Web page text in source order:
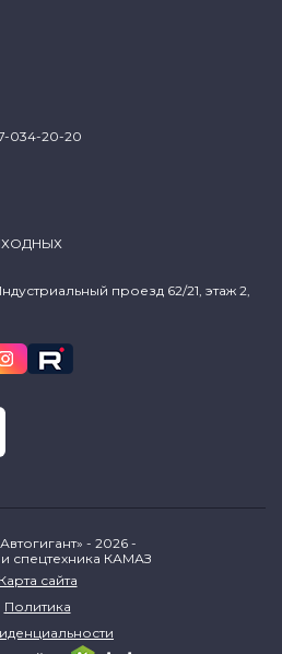
034-20-20
проезд 62/21, этаж 2,
- 2026 -
спецтехника КАМАЗ
Карта сайта
Политика